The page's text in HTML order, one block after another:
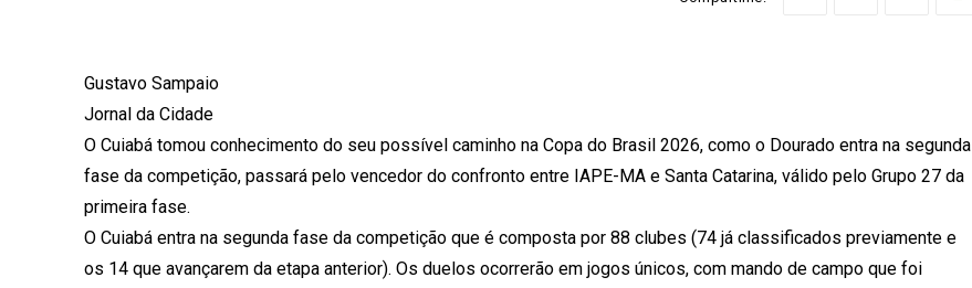
Gustavo Sampaio
Jornal da Cidade
O Cuiabá tomou conhecimento do seu possível caminho na Copa do Brasil 2026, como o Dourado entra na segunda
fase da competição, passará pelo vencedor do confronto entre IAPE-MA e Santa Catarina, válido pelo Grupo 27 da
primeira fase.
O Cuiabá entra na segunda fase da competição que é composta por 88 clubes (74 já classificados previamente e
os 14 que avançarem da etapa anterior). Os duelos ocorrerão em jogos únicos, com mando de campo que foi